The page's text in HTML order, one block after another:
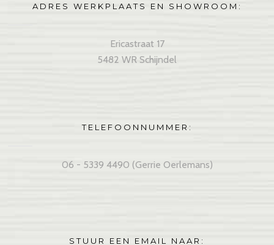
ADRES WERKPLAATS EN SHOWROOM:
Ericastraat 17
5482 WR Schijndel
TELEFOONNUMMER:
06 - 5339 4490 (Gerrie Oerlemans)
STUUR EEN EMAIL NAAR: